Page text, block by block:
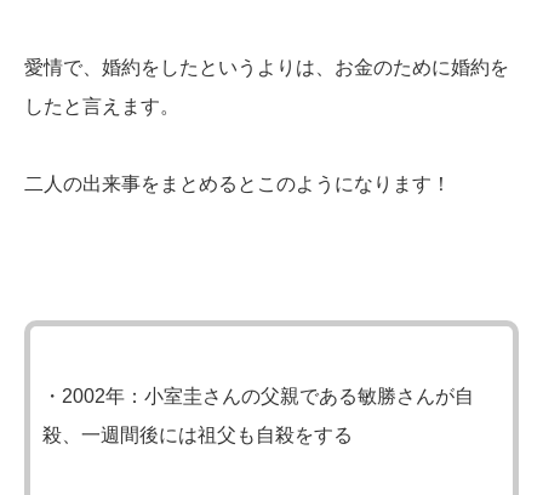
愛情で、婚約をしたというよりは、お金のために婚約を
したと言えます。
二人の出来事をまとめるとこのようになります！
・2002年：小室圭さんの父親である敏勝さんが自
殺、一週間後には祖父も自殺をする